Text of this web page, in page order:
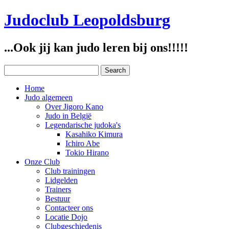
Judoclub Leopoldsburg
...Ook jij kan judo leren bij ons!!!!!
Home
Judo algemeen
Over Jigoro Kano
Judo in België
Legendarische judoka's
Kasahiko Kimura
Ichiro Abe
Tokio Hirano
Onze Club
Club trainingen
Lidgelden
Trainers
Bestuur
Contacteer ons
Locatie Dojo
Clubgeschiedenis